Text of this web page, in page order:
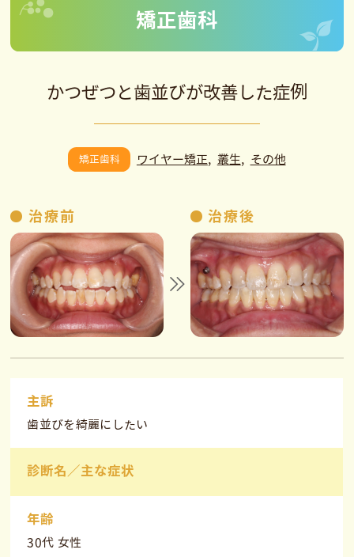
矯正歯科
かつぜつと歯並びが改善した症例
矯正歯科 ワイヤー矯正 叢生 その他
治療前 治療後
主訴
歯並びを綺麗にしたい
診断名／主な症状
年齢
30代 女性